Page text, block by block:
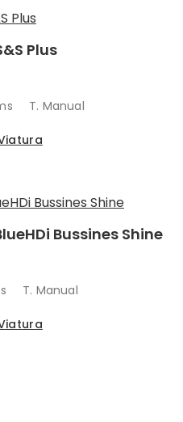
Plus
T. Manual
Bussines Shine
T. Manual